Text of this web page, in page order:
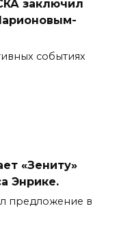
заключил
событиях
«Зениту»
Энрике.
предложение в